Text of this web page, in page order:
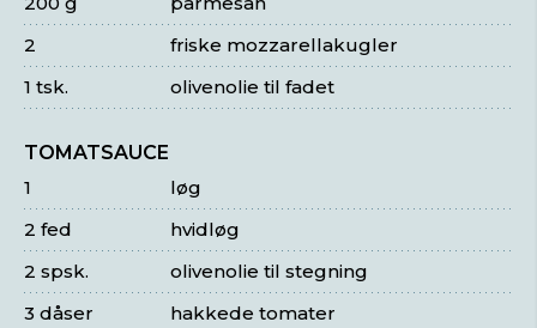
friske mozzarellakugler
2
olivenolie til fadet
1 tsk.
TOMATSAUCE
løg
1
hvidløg
2 fed
olivenolie til stegning
2 spsk.
hakkede tomater
3 dåser